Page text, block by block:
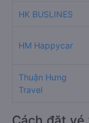
HK BUSLINES
HM Happycar
Thuận Hưng
Travel